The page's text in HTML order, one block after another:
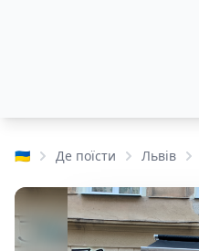
🇺🇦 Де поїсти Львів